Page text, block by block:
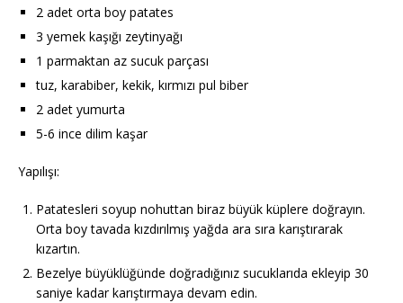
2 adet orta boy patates
3 yemek kaşığı zeytinyağı
1 parmaktan az sucuk parçası
tuz, karabiber, kekik, kırmızı pul biber
2 adet yumurta
5-6 ince dilim kaşar
Yapılışı:
Patatesleri soyup nohuttan biraz büyük küplere doğrayın.
Orta boy tavada kızdırılmış yağda ara sıra karıştırarak
kızartın.
Bezelye büyüklüğünde doğradığınız sucuklarıda ekleyip 30
saniye kadar karıştırmaya devam edin.